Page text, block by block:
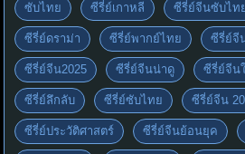
ซับไทย ซีรี่ย์เกาหลี ซีรี่ย์จีนซับไท
ซีรี่ย์ดราม่า ซีรี่ย์พากย์ไทย ซีรี่ย์จี
ซีรี่ย์จีน2025 ซีรี่ย์จีนน่าดู ซีรี่ย์จีน
ซีรี่ย์ลึกลับ ซีรี่ย์ซับไทย ซีรี่ย์จีน
ซีรี่ย์ประวัติศาสตร์ ซีรี่ย์จีนย้อนยุค